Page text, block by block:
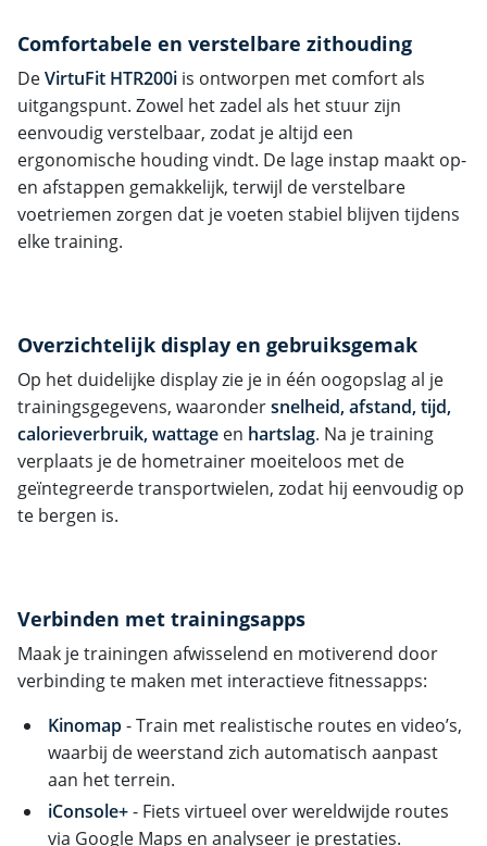
Comfortabele en verstelbare zithouding
DeVirtuFit HTR200i is ontworpen met comfort als
uitgangspunt. Zowel het zadel als het stuur zijn
eenvoudig verstelbaar, zodat je altijd een
ergonomische houding vindt. De lage instap maakt op-
en afstappen gemakkelijk, terwijl de verstelbare
voetriemen zorgen dat je voeten stabiel blijven tijdens
elke training.
Overzichtelijk display en gebruiksgemak
Op het duidelijke display zie je in één oogopslag al je
trainingsgegevens, waarondersnelheid, afstand, tijd,
calorieverbruik, wattage en hartslag. Na je training
verplaats je de hometrainer moeiteloos met de
geïntegreerde transportwielen, zodat hij eenvoudig op
te bergen is.
Verbinden met trainingsapps
Maak je trainingen afwisselend en motiverend door
verbinding te maken met interactieve fitnessapps:
Kinomap- Train met realistische routes en video’s,
waarbij de weerstand zich automatisch aanpast
aan het terrein.
iConsole+- Fiets virtueel over wereldwijde routes
via Google Maps en analyseer je prestaties.